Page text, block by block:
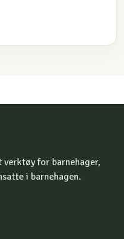
for barnehager,
i barnehagen.